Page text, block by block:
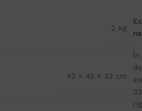
2 kg
42 × 42 × 33 cm
În